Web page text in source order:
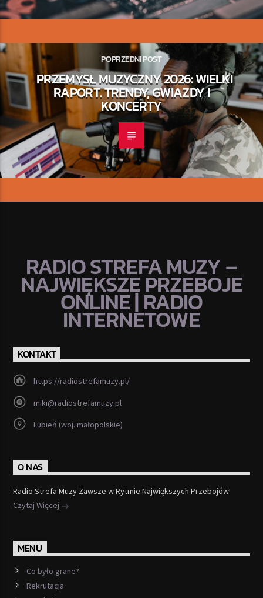
POPRZEDNI POST
PRZEMYSŁ MUZYCZNY 2026: WIELKI
RAPORT. TRENDY, GWIAZDY I
KONCERTY
RADIO STREFA MUZY –
NAJWIĘKSZE PRZEBOJE
ONLINE | RADIO
INTERNETOWE
KONTAKT
https://radiostrefamuzy.pl/
miki@radiostrefamuzy.pl
Lubień (woj. małopolskie)
O NAS
Radio Strefa Muzy Zawsze w Rytmie Największych Przebojów!
Czytaj Więcej
MENU
Co było grane?
Rekrutacja